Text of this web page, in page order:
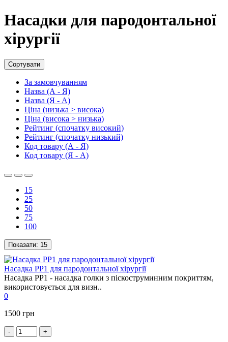
Насадки для пародонтальної
хірургії
Сортувати
За замовчуванням
Назва (А - Я)
Назва (Я - А)
Ціна (низька > висока)
Ціна (висока > низька)
Рейтинг (спочатку високий)
Рейтинг (спочатку низький)
Код товару (А - Я)
Код товару (Я - А)
15
25
50
75
100
Показати: 15
Насадка PP1 для пародонтальної хірургії
Насадка PP1 - насадка голки з піскоструминним покриттям,
використовується для визн..
0
1500 грн
- +